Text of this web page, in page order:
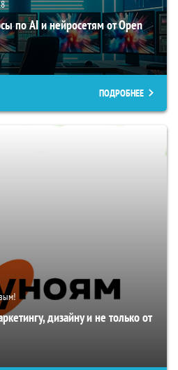
по AI и нейросетям от Open
ПОДРОБНЕЕ
дизайну и не только от